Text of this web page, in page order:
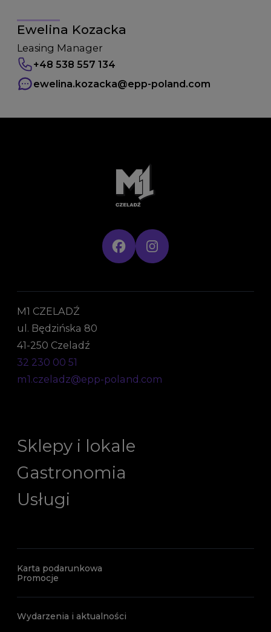
Ewelina Kozacka
Leasing Manager
+48 538 557 134
ewelina.kozacka@epp-poland.com
M1 CZELADŹ
ul. Będzińska 80
41-250 Czeladź
32 230 00 51
m1.czeladz@epp-poland.com
Sklepy i lokale
Gastronomia
Usługi
Karta podarunkowa
Promocje
Wydarzenia i aktualności